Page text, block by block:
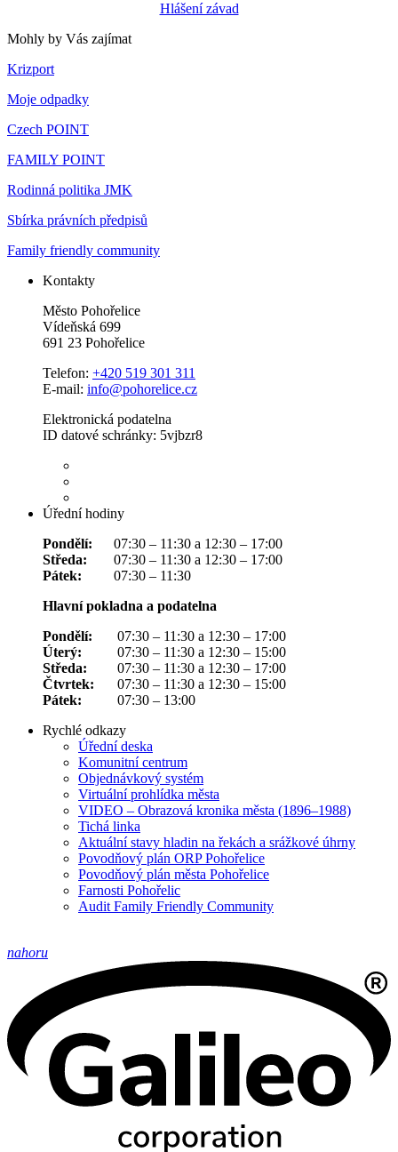
Hlášení závad
Mohly by Vás zajímat
Krizport
Moje odpadky
Czech POINT
FAMILY POINT
Rodinná politika JMK
Sbírka právních předpisů
Family friendly community
Kontakty
Město Pohořelice
Vídeňská 699
691 23 Pohořelice
Telefon: +420 519 301 311
E-mail: info@pohorelice.cz
Elektronická podatelna
ID datové schránky: 5vjbzr8
Úřední hodiny
Pondělí:
07:30 – 11:30 a 12:30 – 17:00
Středa:
07:30 – 11:30 a 12:30 – 17:00
Pátek:
07:30 – 11:30
Hlavní pokladna a podatelna
Pondělí:
07:30 – 11:30 a 12:30 – 17:00
Úterý:
07:30 – 11:30 a 12:30 – 15:00
Středa:
07:30 – 11:30 a 12:30 – 17:00
Čtvrtek:
07:30 – 11:30 a 12:30 – 15:00
Pátek:
07:30 – 13:00
Rychlé odkazy
Úřední deska
Komunitní centrum
Objednávkový systém
Virtuální prohlídka města
VIDEO – Obrazová kronika města (1896–1988)
Tichá linka
Aktuální stavy hladin na řekách a srážkové úhrny
Povodňový plán ORP Pohořelice
Povodňový plán města Pohořelice
Farnosti Pohořelic
Audit Family Friendly Community
nahoru